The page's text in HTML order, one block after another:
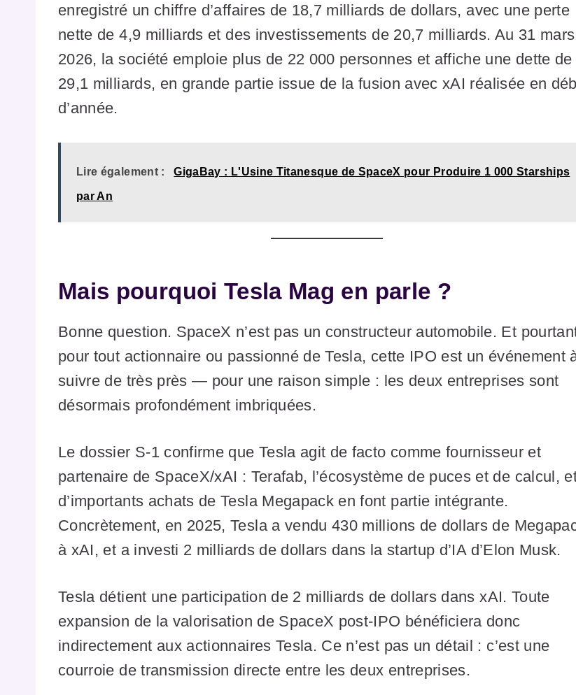
enregistré un chiffre d’affaires de 18,7 milliards de dollars, avec une perte
nette de 4,9 milliards et des investissements de 20,7 milliards. Au 31 mars
2026, la société emploie plus de 22 000 personnes et affiche une dette de
29,1 milliards, en grande partie issue de la fusion avec xAI réalisée en
d’année.
Lire également : GigaBay : L'Usine Titanesque de SpaceX pour Produire 1 000 Starships
par An
Mais pourquoi Tesla Mag en parle ?
Bonne question. SpaceX n’est pas un constructeur automobile. Et
pour tout actionnaire ou passionné de Tesla, cette IPO est un événement
suivre de très près — pour une raison simple : les deux entreprises sont
désormais profondément imbriquées.
Le dossier S-1 confirme que Tesla agit de facto comme fournisseur et
partenaire de SpaceX/xAI : Terafab, l’écosystème de puces et de calcul,
d’importants achats de Tesla Megapack en font partie intégrante.
Concrètement, en 2025, Tesla a vendu 430 millions de dollars de
à xAI, et a investi 2 milliards de dollars dans la startup d’IA d’Elon Musk.
Tesla détient une participation de 2 milliards de dollars dans xAI. Toute
expansion de la valorisation de SpaceX post-IPO bénéficiera donc
indirectement aux actionnaires Tesla. Ce n’est pas un détail : c’est une
courroie de transmission directe entre les deux entreprises.